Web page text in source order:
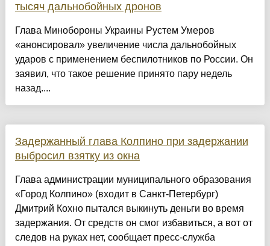
тысяч дальнобойных дронов
Глава Минобороны Украины Рустем Умеров
«анонсировал» увеличение числа дальнобойных
ударов с применением беспилотников по России. Он
заявил, что такое решение принято пару недель
назад....
Задержанный глава Колпино при задержании
выбросил взятку из окна
Глава администрации муниципального образования
«Город Колпино» (входит в Санкт-Петербург)
Дмитрий Кохно пытался выкинуть деньги во время
задержания. От средств он смог избавиться, а вот от
следов на руках нет, сообщает пресс-служба